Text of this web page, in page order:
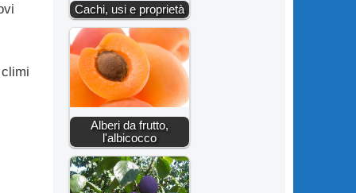
Cachi, usi e proprietà
Alberi da frutto,
l'albicocco